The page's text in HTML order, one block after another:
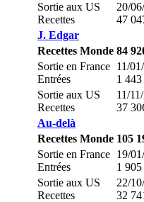
Sortie aux US
Recettes
20/
47
J. Edgar
Recettes Monde 84
Sortie en France
Entrées
11/
1
Sortie aux US
Recettes
11/
37
Au-delà
Recettes Monde 105
Sortie en France
Entrées
19/
1
Sortie aux US
Recettes
22/
32